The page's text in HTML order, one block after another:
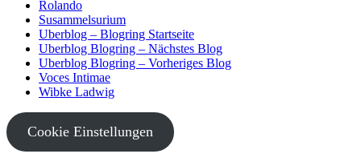
Rolando
Susammelsurium
Uberblog – Blogring Startseite
Uberblog Blogring – Nächstes Blog
Uberblog Blogring – Vorheriges Blog
Voces Intimae
Wibke Ladwig
Cookie Einstellungen